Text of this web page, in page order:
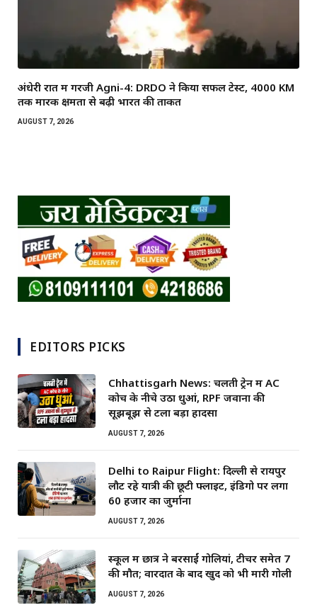
अंधेरी रात में गरजी Agni-4: DRDO ने किया सफल टेस्ट, 4000 KM
तक मारक क्षमता से बढ़ी भारत की ताकत
AUGUST 7, 2026
EDITORS PICKS
Chhattisgarh News: चलती ट्रेन में AC
कोच के नीचे उठा धुआं, RPF जवानों की
सूझबूझ से टला बड़ा हादसा
AUGUST 7, 2026
Delhi to Raipur Flight: दिल्ली से रायपुर
लौट रहे यात्री की छूटी फ्लाइट, इंडिगो पर लगा
60 हजार का जुर्माना
AUGUST 7, 2026
स्कूल में छात्र ने बरसाईं गोलियां, टीचर समेत 7
की मौत; वारदात के बाद खुद को भी मारी गोली
AUGUST 7, 2026